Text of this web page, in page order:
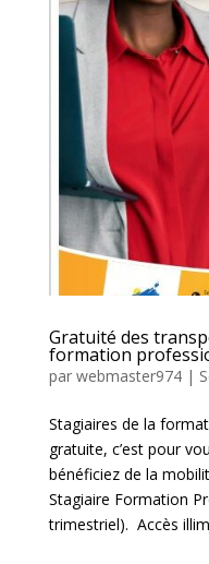
Gratuité des
formation
par webmaster974|
Stagiaires de la
gratuite, c’est pour
bénéficiez de la
Stagiaire Formation
trimestriel). Accès